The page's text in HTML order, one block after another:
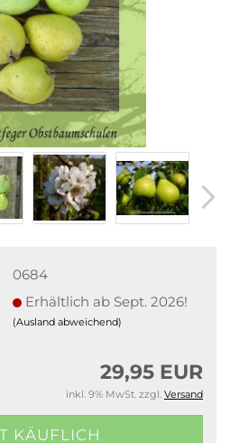
0684
Erhältlich ab Sept. 2026!
(Ausland abweichend)
29,95 EUR
inkl. 9% MwSt. zzgl. Versand